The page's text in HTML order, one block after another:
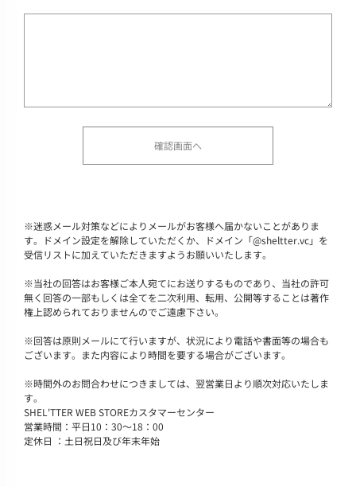
※迷惑メール対策などによりメールがお客様へ届かないことがありま
す。ドメイン設定を解除していただくか、ドメイン「@sheltter.vc」を
受信リストに加えていただきますようお願いいたします。
※当社の回答はお客様ご本人宛てにお送りするものであり、当社の許可
無く回答の一部もしくは全てを二次利用、転用、公開等することは著作
権上認められておりませんのでご遠慮下さい。
※回答は原則メールにて行いますが、状況により電話や書面等の場合も
ございます。また内容により時間を要する場合がございます。
※時間外のお問合わせにつきましては、翌営業日より順次対応いたしま
す。
SHEL'TTER WEB STOREカスタマーセンター
営業時間：平日10：30～18：00
定休日 ：土日祝日及び年末年始